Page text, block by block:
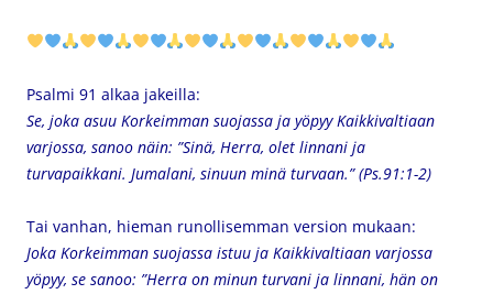
Psalmi 91 alkaa jakeilla:
Se, joka asuu Korkeimman suojassa ja yöpyy Kaikkivaltiaan
varjossa, sanoo näin: ”Sinä, Herra, olet linnani ja
turvapaikkani. Jumalani, sinuun minä turvaan.” (Ps.91:1-2)
Tai vanhan, hieman runollisemman version mukaan:
Joka Korkeimman suojassa istuu ja Kaikkivaltiaan varjossa
yöpyy, se sanoo: ”Herra on minun turvani ja linnani, hän on